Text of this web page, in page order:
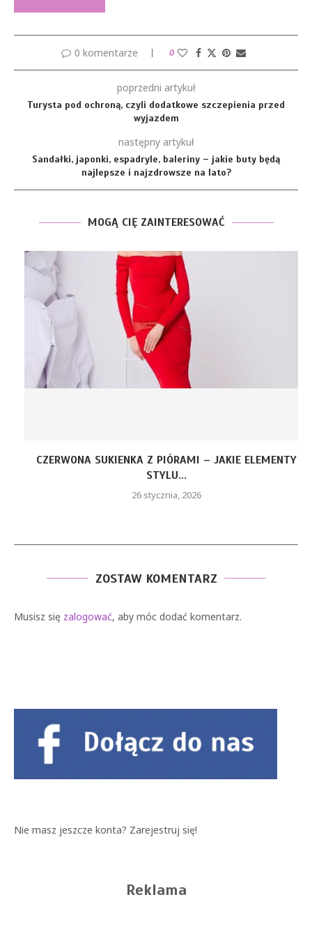
0 komentarze 0
poprzedni artykuł
Turysta pod ochroną, czyli dodatkowe szczepienia przed
wyjazdem
następny artykuł
Sandałki, japonki, espadryle, baleriny – jakie buty będą
najlepsze i najzdrowsze na lato?
MOGĄ CIĘ ZAINTERESOWAĆ
CZERWONA SUKIENKA Z PIÓRAMI – JAKIE ELEMENTY
STYLU...
26 stycznia, 2026
ZOSTAW KOMENTARZ
Musisz się zalogować, aby móc dodać komentarz.
Nie masz jeszcze konta? Zarejestruj się!
Reklama